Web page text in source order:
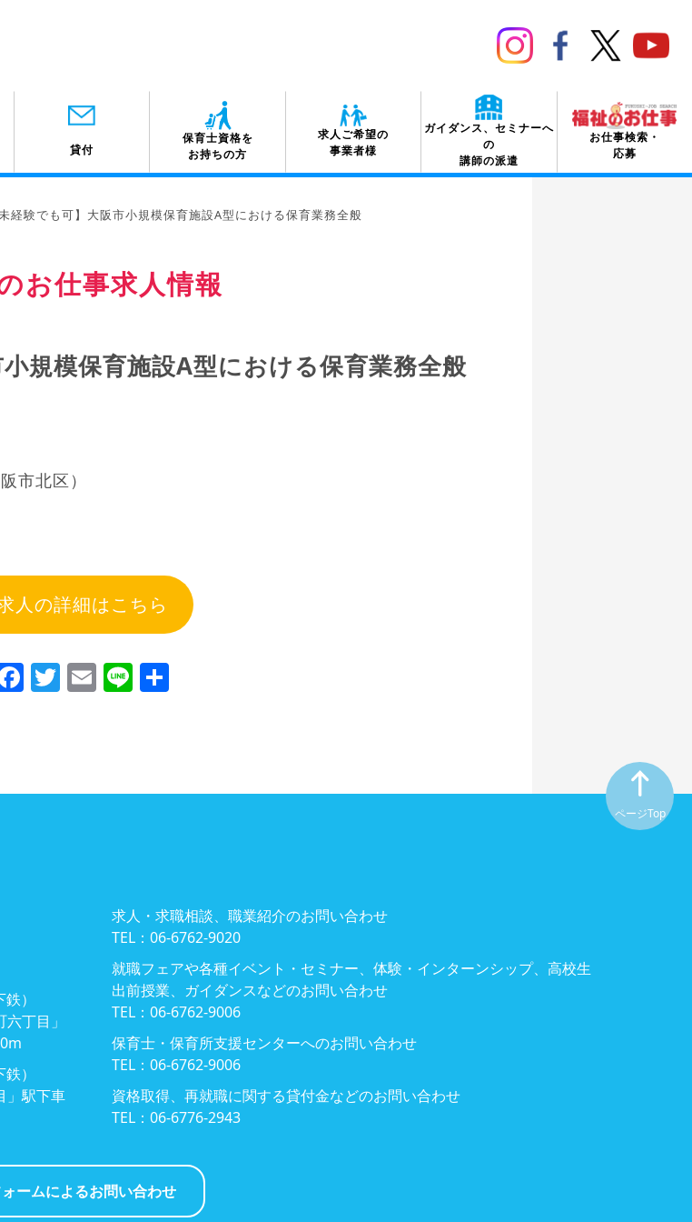
貸付
保育士資格を
お持ちの方
求人ご希望の
事業者様
ガイダンス、セミナーへ
の
講師の派遣
お仕事検索・
応募
menu
未経験でも可】大阪市小規模保育施設A型における保育業務全般
お仕事求人情報
小規模保育施設A型における保育業務全般
市北区）
人の詳細はこちら
Facebook
Twitter
Email
Line
ページTop
）
丁目」
）
」駅下車
求人・求職相談、職業紹介のお問い合わせ
TEL：06-6762-9020
就職フェアや各種イベント・セミナー、体験・インターンシップ、高校生
出前授業、ガイダンスなどのお問い合わせ
TEL：06-6762-9006
保育士・保育所支援センターへのお問い合わせ
TEL：06-6762-9006
資格取得、再就職に関する貸付金などのお問い合わせ
TEL：06-6776-2943
ームによるお問い合わせ